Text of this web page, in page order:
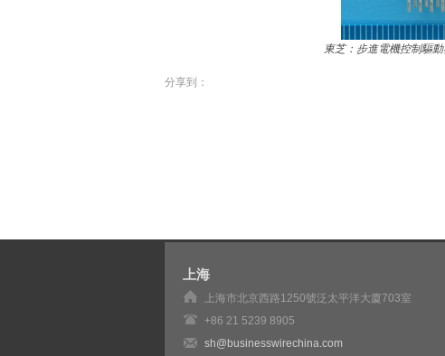
東芝：步進電機控制驅
分享到：
上海
上海市北京西路1250號泛太平洋大廈703室
+86 21 5239 8905
sh@businesswirechina.com